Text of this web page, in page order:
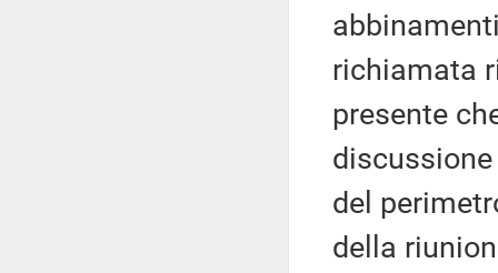
richiamata
presente
del
della